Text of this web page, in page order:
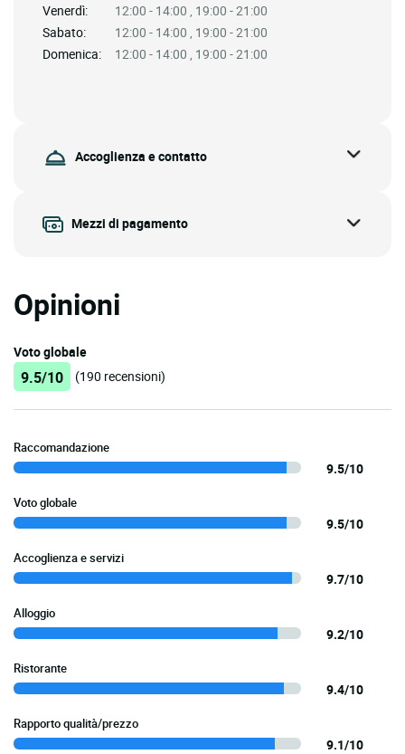
Venerdì:
12:00 - 14:00 , 19:00 - 21:00
Sabato:
12:00 - 14:00 , 19:00 - 21:00
Domenica:
12:00 - 14:00 , 19:00 - 21:00
Accoglienza e contatto
Mezzi di pagamento
Opinioni
Voto globale
9.5/10 (190 recensioni)
Raccomandazione
9.5/10
Voto globale
9.5/10
Accoglienza e servizi
9.7/10
Alloggio
9.2/10
Ristorante
9.4/10
Rapporto qualità/prezzo
9.1/10